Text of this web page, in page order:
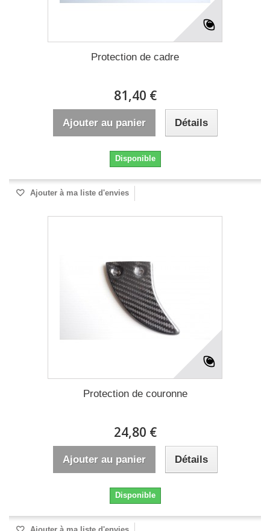
Protection de cadre
81,40 €
Ajouter au panier Détails
Disponible
Ajouter à ma liste d'envies
Protection de couronne
24,80 €
Ajouter au panier Détails
Disponible